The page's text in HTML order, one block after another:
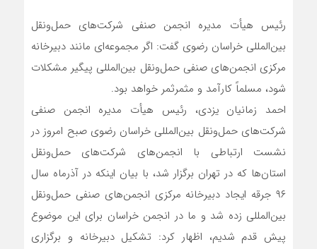
رئیس هیأت مدیره انجمن صنفی شرکت‌های حمل‌ونقل
بین‌المللی خراسان رضوی گفت: اگر مجموعه‌ای مانند دبیرخانه
مرکزی انجمن‌های صنفی حمل‌ونقل بین‌المللی پیگیر مشکلات
شود، مسلماً کارآمد و مثمرثمر خواهد بود.
احمد زمانیان یزدی، رئیس هیأت مدیره انجمن صنفی
شرکت‌های حمل‌ونقل بین‌المللی خراسان رضوی صبح امروز در
نشست ارتباطی با انجمن‌های شرکت‌های حمل‌ونقل
استان‌ها که در تهران برگزار شد، با بیان اینکه در آذرماه سال
۹۶ جرقه ایجاد دبیرخانه مرکزی انجمن‌های صنفی حمل‌ونقل
بین‌المللی زده شد و ما در انجمن خراسان برای این موضوع
پیش قدم شدیم، اظهار کرد: تشکیل دبیرخانه و برگزاری